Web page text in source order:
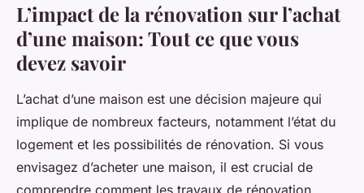
L’impact de la rénovation sur l’achat
d’une maison: Tout ce que vous
devez savoir
L’achat d’une maison est une décision majeure qui
implique de nombreux facteurs, notamment l’état du
logement et les possibilités de rénovation. Si vous
envisagez d’acheter une maison, il est crucial de